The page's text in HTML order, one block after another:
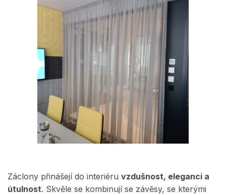
Záclony přinášejí do interiéru vzdušnost, eleganci a
útulnost. Skvěle se kombinují se závěsy, se kterými